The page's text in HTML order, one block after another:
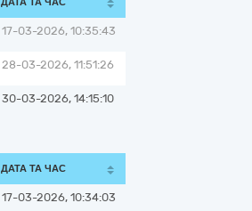
17-03-2026, 10:35:43
28-03-2026, 11:51:26
30-03-2026, 14:15:10
ДАТА ТА ЧАС
17-03-2026, 10:34:03